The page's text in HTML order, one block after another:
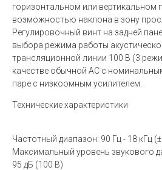
горизонтальном или вертикальном
возможностью наклона в зону
Регулировочный винт на задней
выбора режима работы
трансляционной линии 100 В (3
качестве обычной АС с
паре с низкоомным усилителем.
Технические характеристики
Частотный диапазон: 90 Гц - 18 кГц
Максимальный уровень звукового
95 дБ (100 В)